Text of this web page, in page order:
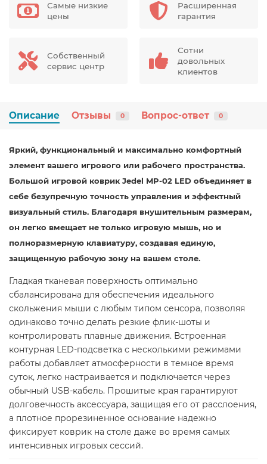
Самые низкие
цены
Расширенная
гарантия
Собственный
сервис центр
Сотни
довольных
клиентов
Описание Отзывы 0 Вопрос-ответ 0
Яркий, функциональный и максимально комфортный
элемент вашего игрового или рабочего пространства.
Большой игровой коврик Jedel MP-02 LED объединяет в
себе безупречную точность управления и эффектный
визуальный стиль. Благодаря внушительным размерам,
он легко вмещает не только игровую мышь, но и
полноразмерную клавиатуру, создавая единую,
защищенную рабочую зону на вашем столе.
Гладкая тканевая поверхность оптимально
сбалансирована для обеспечения идеального
скольжения мыши с любым типом сенсора, позволяя
одинаково точно делать резкие флик-шоты и
контролировать плавные движения. Встроенная
контурная LED-подсветка с несколькими режимами
работы добавляет атмосферности в темное время
суток, легко настраивается и подключается через
обычный USB-кабель. Прошитые края гарантируют
долговечность аксессуара, защищая его от расслоения,
а плотное прорезиненное основание надежно
фиксирует коврик на столе даже во время самых
интенсивных игровых сессий.